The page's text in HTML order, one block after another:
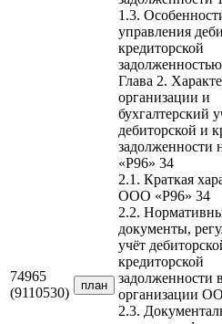
74965
(9110530)
план
1.3.
управления
кредиторской
Глава 2.
организации и
бухгалтерский
дебиторской и
«Р96» 34
2.1. Краткая
ООО «Р96» 34
2.2.
документы,
учёт
кредиторской
задолженности в
организации
2.3.